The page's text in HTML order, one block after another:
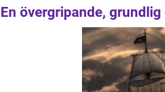
En övergripande,